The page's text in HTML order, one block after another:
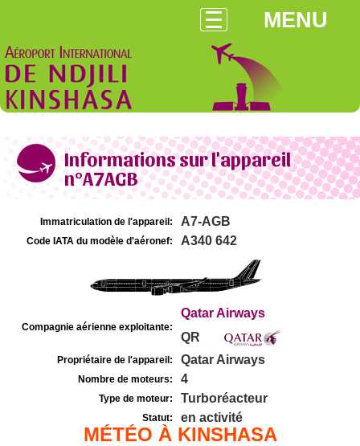
MENU
Informations sur l'appareil
n°A7AGB
Immatriculation de l'appareil: A7-AGB
Code IATA du modèle d'aéronef: A340 642
Compagnie aérienne exploitante:
Qatar Airways
QR
Propriétaire de l'appareil: Qatar Airways
Nombre de moteurs: 4
Type de moteur: Turboréacteur
Statut: en activité
MÉTÉO À KINSHASA